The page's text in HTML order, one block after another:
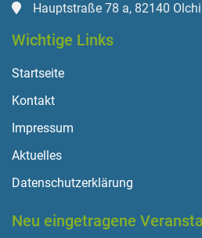
Hauptstraße 78 a, 82140
Wichtige Links
Startseite
Kontakt
Impressum
Aktuelles
Datenschutzerklärung
Neu eingetragene